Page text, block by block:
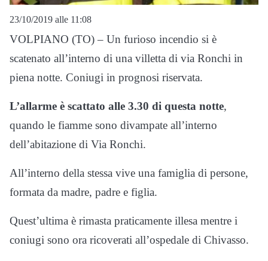
23/10/2019 alle 11:08
VOLPIANO (TO) – Un furioso incendio si è
scatenato all’interno di una villetta di via Ronchi in
piena notte. Coniugi in prognosi riservata.
L’allarme è scattato alle 3.30 di questa notte,
quando le fiamme sono divampate all’interno
dell’abitazione di Via Ronchi.
All’interno della stessa vive una famiglia di persone,
formata da madre, padre e figlia.
Quest’ultima è rimasta praticamente illesa mentre i
coniugi sono ora ricoverati all’ospedale di Chivasso.